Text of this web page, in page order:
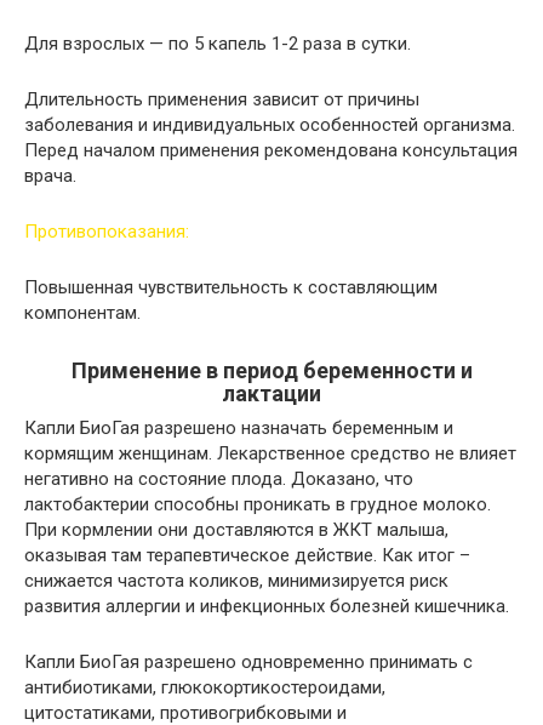
Для взрослых — по 5 капель 1-2 раза в сутки.
Длительность применения зависит от причины
заболевания и индивидуальных особенностей организма.
Перед началом применения рекомендована консультация
врача.
Противопоказания:
Повышенная чувствительность к составляющим
компонентам.
Применение в период беременности и
лактации
Капли БиоГая разрешено назначать беременным и
кормящим женщинам. Лекарственное средство не влияет
негативно на состояние плода. Доказано, что
лактобактерии способны проникать в грудное молоко.
При кормлении они доставляются в ЖКТ малыша,
оказывая там терапевтическое действие. Как итог –
снижается частота коликов, минимизируется риск
развития аллергии и инфекционных болезней кишечника.
Капли БиоГая разрешено одновременно принимать с
антибиотиками, глюкокортикостероидами,
цитостатиками, противогрибковыми и